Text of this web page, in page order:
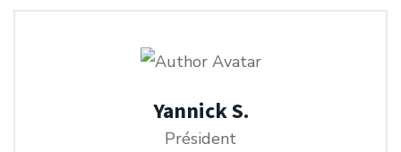
Yannick S.
Président